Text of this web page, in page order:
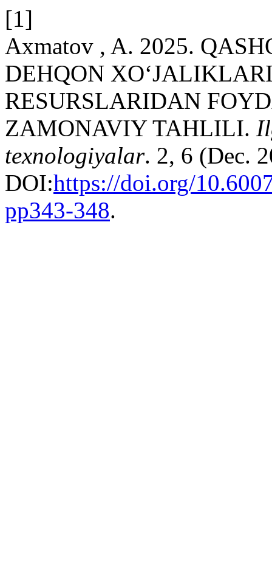
[1]
Axmatov , A. 2025.
DEHQON
RESURSLARIDAN
ZAMONAVIY TAHLILI.
texnologiyalar. 2, 6 (Dec.
DOI:https://doi.org/
pp343-348.